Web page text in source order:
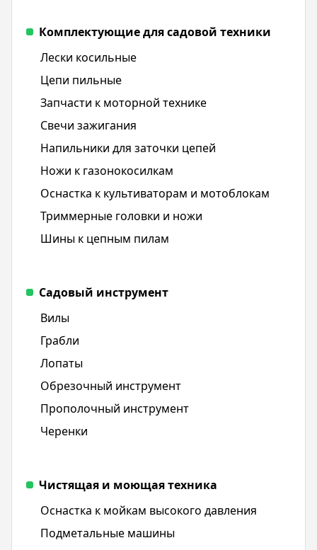
Комплектующие для садовой техники
Лески косильные
Цепи пильные
Запчасти к моторной технике
Свечи зажигания
Напильники для заточки цепей
Ножи к газонокосилкам
Оснастка к культиваторам и мотоблокам
Триммерные головки и ножи
Шины к цепным пилам
Садовый инструмент
Вилы
Грабли
Лопаты
Обрезочный инструмент
Прополочный инструмент
Черенки
Чистящая и моющая техника
Оснастка к мойкам высокого давления
Подметальные машины